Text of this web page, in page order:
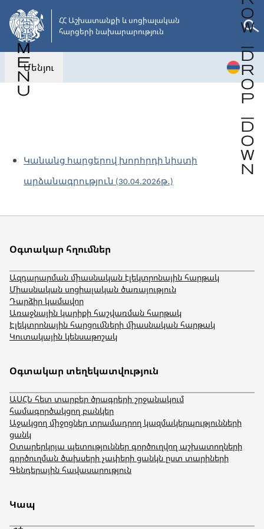
Անցնել
հիմնական
բովանդակությանը
ՀՀ Աշխատանքի և սոցիալական
հարցերի նախարարություն
Մենյու
Կանանց հարցերով խորհրդի նիստի
արձանագրություն (30.04.2026թ․)
Օգտակար հղումներ
Ազդարարման միասնական էլեկտրոնային հարթակ
Միասնական սոցիալական ծառայություն
Դարձիր կամավոր
Առաջնային կարիքի հաշվառման հարթակ
Էլեկտրոնային հարցումների միասնական հարթակ
Կուտակային կենսաթոշակ
Օգտակար տեղեկատվություն
ԱՍՀՆ հետ տարբեր ծրագրերի շրջանակում
համագործակցող բանկեր
Աջակցող միջոցներ տրամադրող կազմակերպությունների
ցանկ
Օտարերկրյա պետություններ գործուղվող աշխատողների
գործուղման ծախսերի չափերի ցանկն ըստ տարիների
Գենդերային հավասարություն
Կապ